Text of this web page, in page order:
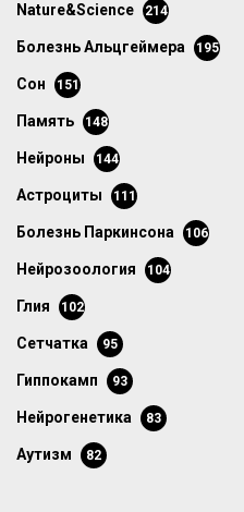
Nature&Science 214
болезнь Альцгеймера 195
сон 151
память 148
нейроны 144
астроциты 111
болезнь Паркинсона 106
нейрозоология 104
глия 102
сетчатка 95
гиппокамп 93
нейрогенетика 83
аутизм 82